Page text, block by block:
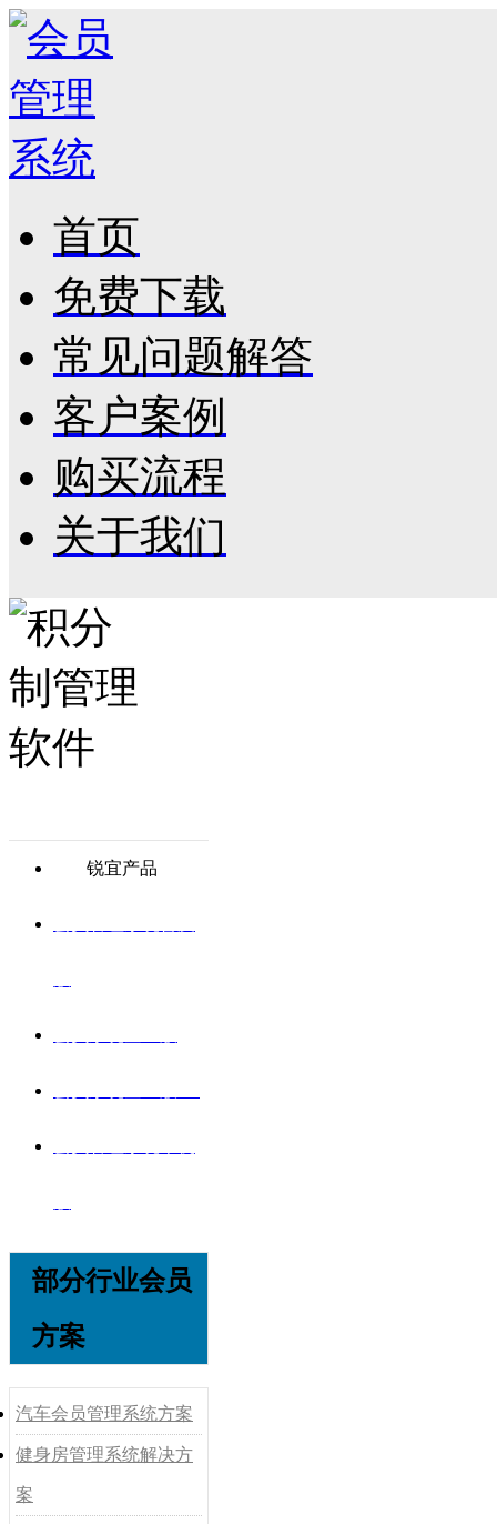
首页
免费下载
常见问题解答
客户案例
购买流程
关于我们
锐宜产品
部分行业会员
方案
汽车会员管理系统方案
健身房管理系统解决方
案